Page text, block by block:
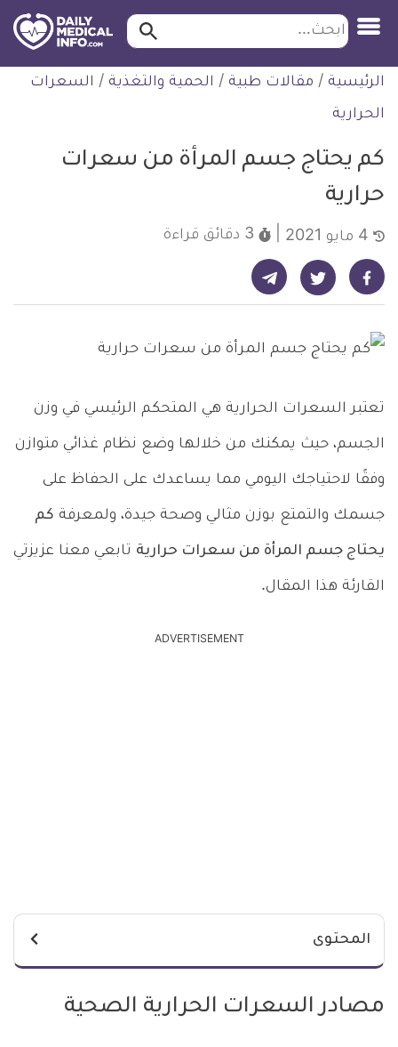
التخطي
للمحتوى
طبية
ابحث ابحث…
الرئيسية / مقالات طبية / الحمية والتغذية / السعرات
الحرارية
كم يحتاج جسم المرأة من سعرات
حرارية
3 دقائق قراءة
شارك على فيسبوك - ديلي ميديكال انفو شارك على تويتر - ديلي ميديكال انفو شارك على تيليجرام - ديلي ميديكال انفو
تعتبر السعرات الحرارية هي المتحكم الرئيسي في وزن
الجسم، حيث يمكنك من خلالها وضع نظام غذائي متوازن
وفقًا لاحتياجك اليومي مما يساعدك على الحفاظ على
جسمك والتمتع بوزن مثالي وصحة جيدة، ولمعرفة كم
يحتاج جسم المرأة من سعرات حرارية تابعي معنا عزيزتي
القارئة هذا المقال.
ADVERTISEMENT
المحتوى
مصادر السعرات الحرارية الصحية